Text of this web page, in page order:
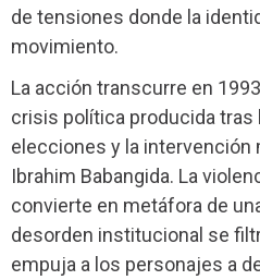
de tensiones donde la
movimiento.
La acción transcurre en
crisis política producida tras
elecciones y la intervención
Ibrahim Babangida. La
convierte en metáfora de
desorden institucional se
empuja a los personajes a